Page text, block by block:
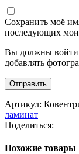
Сохранить моё
последующих
Вы должны войти
добавлять
Артикул:
ламинат
Поделиться:
Похожие товары